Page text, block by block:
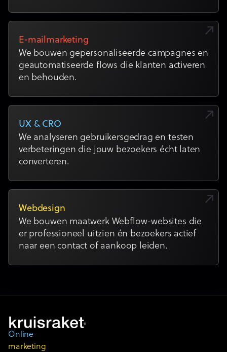
E-mailmarketing
We bouwen gepersonaliseerde campagnes en
geautomatiseerde flows die klanten activeren
en behouden.
UX & CRO
We analyseren gebruikersgedrag en testen
verbeteringen die jouw bezoekers écht laten
converteren.
Webdesign
We bouwen maatwerk Webflow-websites die
er professioneel uitzien én bezoekers actief
naar een contact of aankoop leiden.
Online
marketing